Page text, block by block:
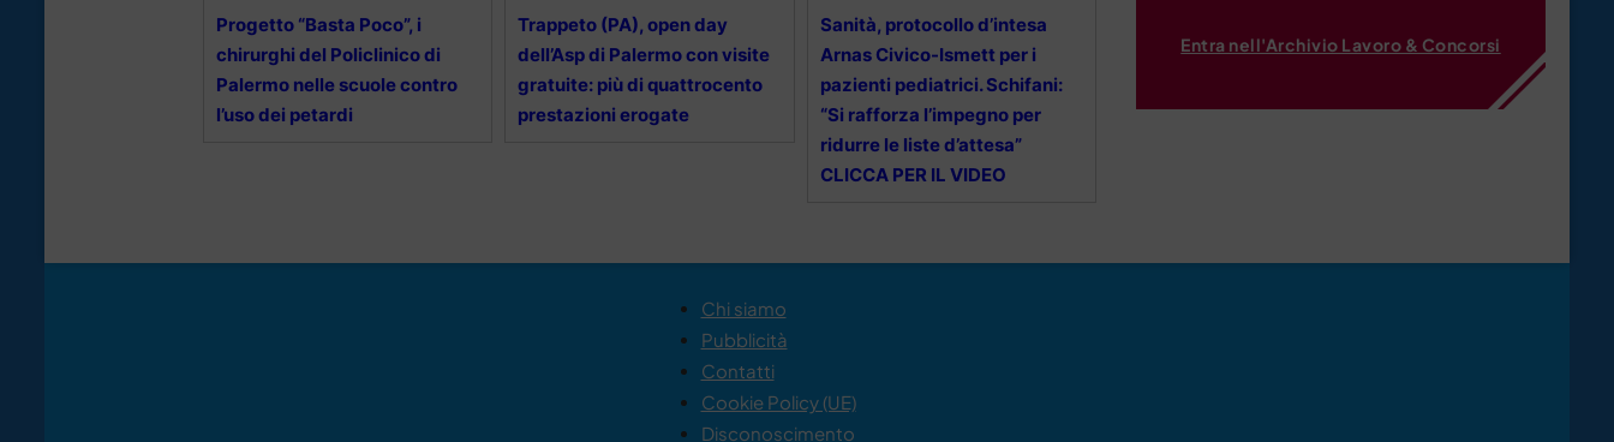
Progetto “Basta Poco”, i
chirurghi del Policlinico di
Palermo nelle scuole contro
l’uso dei petardi
Trappeto (PA), open day
dell’Asp di Palermo con visite
gratuite: più di quattrocento
prestazioni erogate
Sanità, protocollo d’intesa
Arnas Civico-Ismett per i
pazienti pediatrici. Schifani:
“Si rafforza l’impegno per
ridurre le liste d’attesa”
CLICCA PER IL VIDEO
Entra nell'Archivio Lavoro & Concorsi
Chi siamo
Pubblicità
Contatti
Cookie Policy (UE)
Disconoscimento